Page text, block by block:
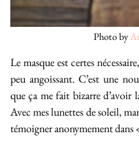
Photo by
Le masque est certes
peu angoissant. C’est une
que ça me fait bizarre d’avoir
Avec mes lunettes de soleil,
témoigner anonymement